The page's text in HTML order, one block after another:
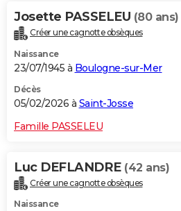
Josette PASSELEU (80 ans)
Créer une cagnotte obsèques
Naissance
23/07/1945 à Boulogne-sur-Mer
Décès
05/02/2026 à Saint-Josse
Famille PASSELEU
Luc DEFLANDRE (42 ans)
Créer une cagnotte obsèques
Naissance